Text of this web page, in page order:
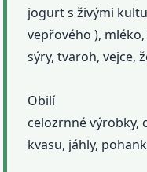
jogurt s živými
vepřového ),
sýry, tvaroh, vejce,
Obilí
celozrnné výrobky,
kvasu, jáhly,